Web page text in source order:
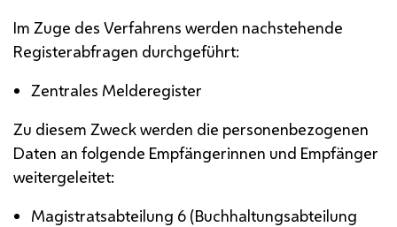
Im Zuge des Verfahrens werden nachstehende
Registerabfragen durchgeführt:
Zentrales Melderegister
Zu diesem Zweck werden die personenbezogenen
Daten an folgende Empfängerinnen und Empfänger
weitergeleitet:
Magistratsabteilung 6 (Buchhaltungsabteilung